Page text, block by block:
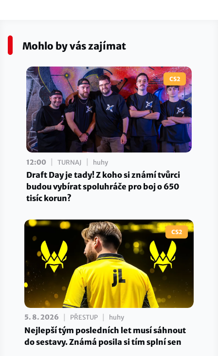
Mohlo by vás zajímat
CS2
12:00 TURNAJ huhy
Draft Day je tady! Z koho si známí tvůrci
budou vybírat spoluhráče pro boj o 650
tisíc korun?
CS2
5. 8. 2026 PŘESTUP huhy
Nejlepší tým posledních let musí sáhnout
do sestavy. Známá posila si tím splní sen